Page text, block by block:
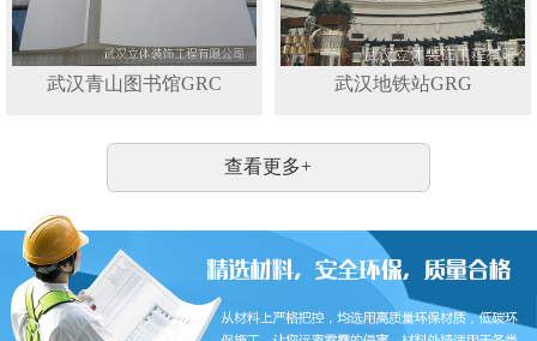
武汉青山图书馆GRC 武汉地铁站GRG
查看更多+